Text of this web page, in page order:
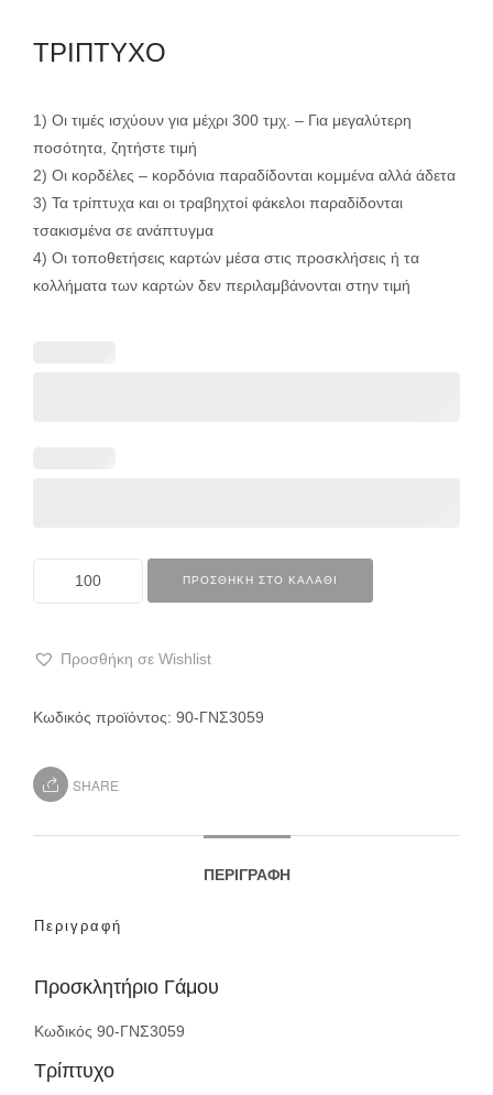
ΤΡΙΠΤΥΧΟ
1) Οι τιμές ισχύουν για μέχρι 300 τμχ. – Για μεγαλύτερη
ποσότητα, ζητήστε τιμή
2) Οι κορδέλες – κορδόνια παραδίδονται κομμένα αλλά άδετα
3) Τα τρίπτυχα και οι τραβηχτοί φάκελοι παραδίδονται
τσακισμένα σε ανάπτυγμα
4) Οι τοποθετήσεις καρτών μέσα στις προσκλήσεις ή τα
κολλήματα των καρτών δεν περιλαμβάνονται στην τιμή
ΠΡΟΣΘΉΚΗ ΣΤΟ ΚΑΛΆΘΙ
Προσθήκη σε Wishlist
Κωδικός προϊόντος: 90-ΓΝΣ3059
SHARE
ΠΕΡΙΓΡΑΦΉ
Περιγραφή
Προσκλητήριο Γάμου
Κωδικός 90-ΓΝΣ3059
Τρίπτυχο